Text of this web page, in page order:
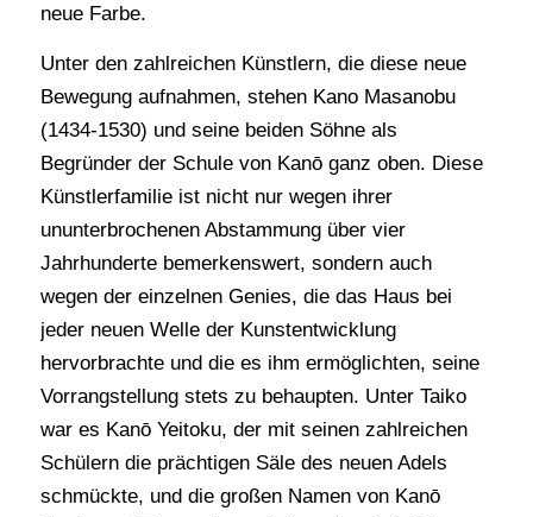
neue Farbe.
Unter den zahlreichen Künstlern, die diese neue
Bewegung aufnahmen, stehen Kano Masanobu
(1434-1530) und seine beiden Söhne als
Begründer der Schule von Kanō ganz oben. Diese
Künstlerfamilie ist nicht nur wegen ihrer
ununterbrochenen Abstammung über vier
Jahrhunderte bemerkenswert, sondern auch
wegen der einzelnen Genies, die das Haus bei
jeder neuen Welle der Kunstentwicklung
hervorbrachte und die es ihm ermöglichten, seine
Vorrangstellung stets zu behaupten. Unter Taiko
war es Kanō Yeitoku, der mit seinen zahlreichen
Schülern die prächtigen Säle des neuen Adels
schmückte, und die großen Namen von Kanō